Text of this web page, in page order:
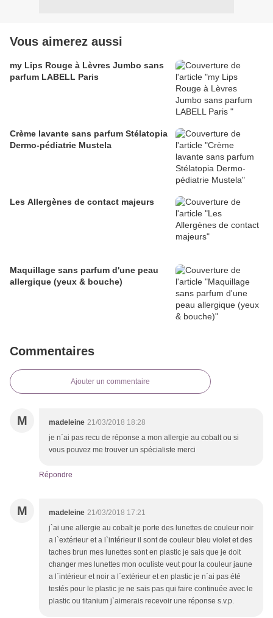
Vous aimerez aussi
my Lips Rouge à Lèvres Jumbo sans
parfum LABELL Paris
Crème lavante sans parfum Stélatopia
Dermo-pédiatrie Mustela
Les Allergènes de contact majeurs
Maquillage sans parfum d'une peau
allergique (yeux & bouche)
Commentaires
Ajouter un commentaire
M madeleine 21/03/2018 18:28
je n`ai pas recu de réponse a mon allergie au cobalt ou si
vous pouvez me trouver un spécialiste merci
Répondre
M madeleine 21/03/2018 17:21
j`ai une allergie au cobalt je porte des lunettes de couleur noir
a l`extérieur et a l`intérieur il sont de couleur bleu violet et des
taches brun mes lunettes sont en plastic je sais que je doit
changer mes lunettes mon oculiste veut pour la couleur jaune
a l`intérieur et noir a l`extérieur et en plastic je n`ai pas été
testés pour le plastic je ne sais pas qui faire continuée avec le
plastic ou titanium j`aimerais recevoir une réponse s.v.p.